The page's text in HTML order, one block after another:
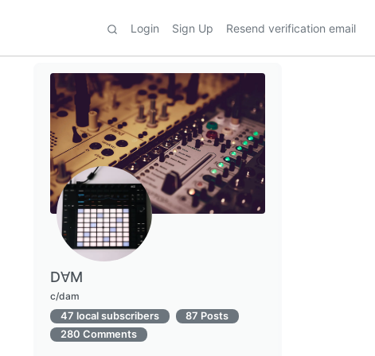
Login Sign Up Resend verification email
D∀M
c/dam
47 local subscribers
87 Posts
280 Comments